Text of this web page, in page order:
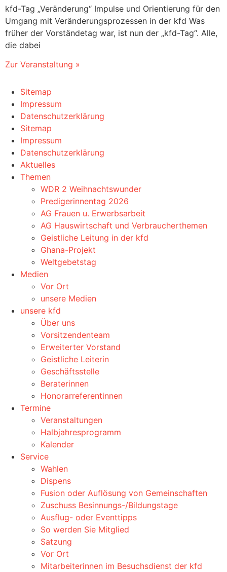
kfd-Tag „Veränderung“ Impulse und Orientierung für den
Umgang mit Veränderungsprozessen in der kfd Was
früher der Vorständetag war, ist nun der „kfd-Tag“. Alle,
die dabei
Zur Veranstaltung »
Sitemap
Impressum
Datenschutzerklärung
Sitemap
Impressum
Datenschutzerklärung
Aktuelles
Themen
WDR 2 Weihnachtswunder
Predigerinnentag 2026
AG Frauen u. Erwerbsarbeit
AG Hauswirtschaft und Verbraucherthemen
Geistliche Leitung in der kfd
Ghana-Projekt
Weltgebetstag
Medien
Vor Ort
unsere Medien
unsere kfd
Über uns
Vorsitzendenteam
Erweiterter Vorstand
Geistliche Leiterin
Geschäftsstelle
Beraterinnen
Honorarreferentinnen
Termine
Veranstaltungen
Halbjahresprogramm
Kalender
Service
Wahlen
Dispens
Fusion oder Auflösung von Gemeinschaften
Zuschuss Besinnungs-/Bildungstage
Ausflug- oder Eventtipps
So werden Sie Mitglied
Satzung
Vor Ort
Mitarbeiterinnen im Besuchsdienst der kfd